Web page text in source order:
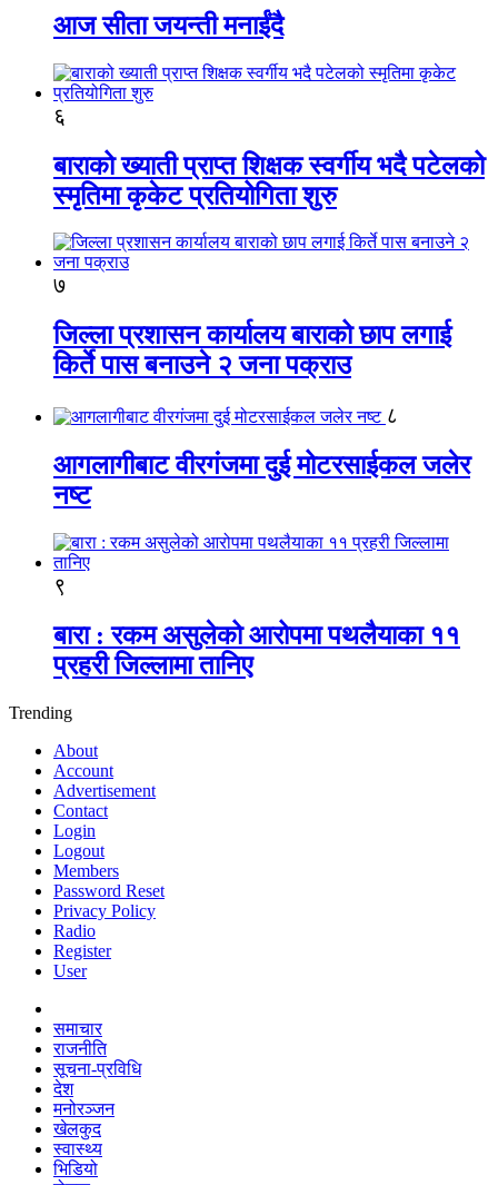
आज सीता जयन्ती मनाईंदै
६
बाराको ख्याती प्राप्त शिक्षक स्वर्गीय भदै पटेलको
स्मृतिमा कृकेट प्रतियोगिता शुरु
७
जिल्ला प्रशासन कार्यालय बाराको छाप लगाई
किर्ते पास बनाउने २ जना पक्राउ
८
आगलागीबाट वीरगंजमा दुई मोटरसाईकल जलेर
नष्ट
९
बारा : रकम असुलेको आरोपमा पथलैयाका ११
प्रहरी जिल्लामा तानिए
Trending
About
Account
Advertisement
Contact
Login
Logout
Members
Password Reset
Privacy Policy
Radio
Register
User
समाचार
राजनीति
सूचना-प्रविधि
देश
मनोरञ्जन
खेलकुद
स्वास्थ्य
भिडियो